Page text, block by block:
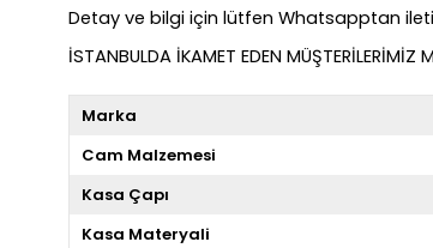
Detay ve bilgi için lütfen Whatsapptan
İSTANBULDA İKAMET EDEN MÜŞTERİLERİMİZ
Marka
Cam Malzemesi
Kasa Çapı
Kasa Materyali